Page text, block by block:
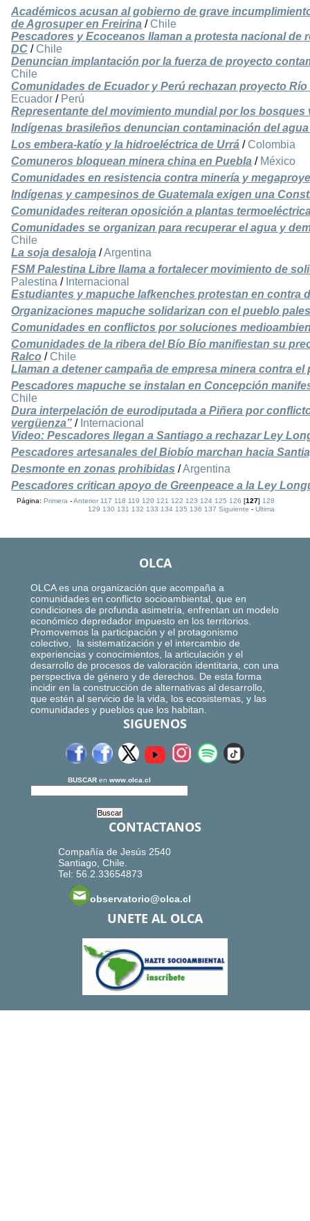
Académicos acusan al gobierno de grave
de Agrosuper en Freirina / Chile
Pescadores y Ecoceanos llaman a protesta nacional de
DC / Chile
Denuncian implantación por la fuerza de proyecto
Chile
Comunidades de Ecuador y Perú rechazan proyecto
Ecuador / Perú
Representante del movimiento mundial por los
Indígenas brasileños denuncian contaminación del
Los embera-katío y la hidroeléctrica de Urrá / Colombia
Comuneros bloquean minera china en Puebla / México
Comunidades en resistencia contra minería y
Indígenas y campesinos de Guatemala exigen una
Comunidades reiteran oposición a plantas
Comunidades se organizan para recuperar el agua y
Chile
La soja desaloja /Argentina
FSM Palestina Libre llama a fortalecer movimiento de
Palestina / Internacional
Estudiantes y mapuche lafkenches protestan en contra
Organizaciones mapuche solidarizan con el pueblo
Comunidades en conflictos por soluciones
Comunidades de la ribera del Bío Bío manifiestan su
Ralco / Chile
Llaman a detener campaña de empresa minera contra el
Pescadores mapuche se instalan en Concepción
Chile
Dura interpelación de eurodiputada a Piñera por
vergüenza” / Internacional
Video: Pescadores llegan a Santiago a rechazar Ley
Pescadores artesanales del Biobío marchan hacia
Desmonte en zonas prohibidas /Argentina
Pescadores critican apoyo de Greenpeace a la Ley
Página:Primera -Anterior 117 118 119 120 121 122 123 124 125 126 [127]128
129 130 131 132 133 134 135 136 137 Siguiente -Ultima
OLCA
OLCA es una organización que acompaña a
comunidades en conflicto socioambiental, que en
condiciones de profunda asimetría, enfrentan un modelo
económico depredador impuesto en los territorios.
Promovemos la participación y el protagonismo
colectivo, la sistematización y el intercambio de
experiencias y conocimientos, la articulación y el
desarrollo de procesos de valoración identitaria, con una
perspectiva de género y de derechos. De esta forma
incidir en la construcción de alternativas al desarrollo,
que estén al servicio de la vida, los ecosistemas, y las
comunidades y pueblos que los habitan.
SIGUENOS
BUSCAR en www.olca.cl
CONTACTANOS
Compañía de Jesús 2540
Santiago, Chile.
Tel: 56.2.33654873
observatorio@olca.cl
UNETE AL OLCA